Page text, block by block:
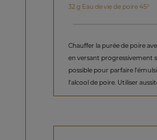
32 g Eau de vie de poire 45°
Chauffer la purée de poire
en versant progressivement
possible pour parfaire
l'alcool de poire. Utiliser